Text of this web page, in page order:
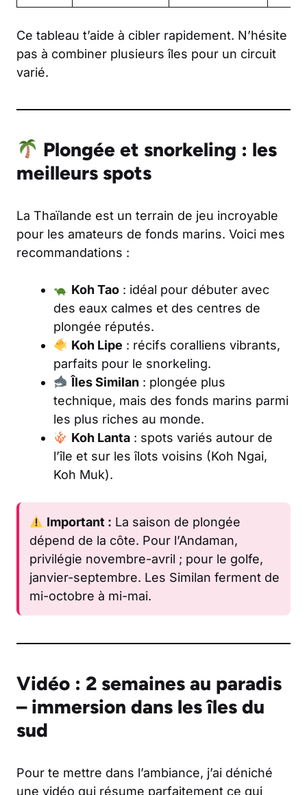
Ce tableau t’aide à cibler rapidement. N’hésite
pas à combiner plusieurs îles pour un circuit
varié.
Plongée et snorkeling : les
meilleurs spots
La Thaïlande est un terrain de jeu incroyable
pour les amateurs de fonds marins. Voici mes
recommandations :
Koh Tao: idéal pour débuter avec
des eaux calmes et des centres de
plongée réputés.
Koh Lipe : récifs coralliens vibrants,
parfaits pour le snorkeling.
Îles Similan : plongée plus
technique, mais des fonds marins parmi
les plus riches au monde.
Koh Lanta: spots variés autour de
l’île et sur les îlots voisins (Koh Ngai,
Koh Muk).
Important : La saison de plongée
dépend de la côte. Pour l’Andaman,
privilégie novembre-avril ; pour le golfe,
janvier-septembre. Les Similan ferment de
mi-octobre à mi-mai.
Vidéo : 2 semaines au paradis
– immersion dans les îles du
sud
Pour te mettre dans l’ambiance, j’ai déniché
une vidéo qui résume parfaitement ce qui